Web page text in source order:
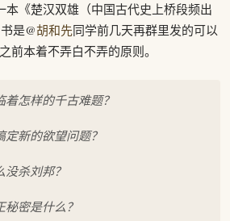
本《楚汉双雄（中国古代史上桥段频出
是@胡和先同学前几天再群里发的可以
前本着不弄白不弄的原则。
怎样的千古难题？
新的欲望问题？
杀刘邦？
密是什么？